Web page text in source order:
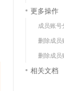
更多操作
成员账号
删除成员
删除成员
相关文档
大模型服务平台百
自然语言处理